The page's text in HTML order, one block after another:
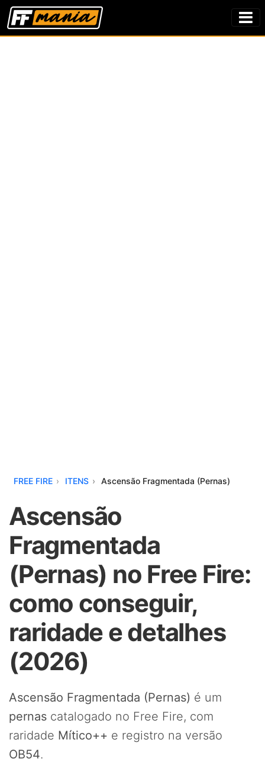
FREE FIRE ITENS Ascensão Fragmentada (Pernas)
Ascensão
Fragmentada
(Pernas) no Free Fire:
como conseguir,
raridade e detalhes
(2026)
Ascensão Fragmentada (Pernas) é um
pernas catalogado no Free Fire, com
raridade Mítico++ e registro na versão
OB54.